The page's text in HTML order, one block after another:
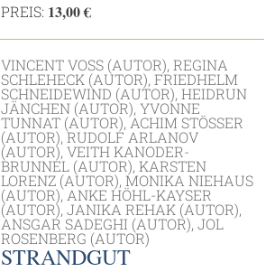
PREIS: 13,00 €
VINCENT VOSS (AUTOR), REGINA
SCHLEHECK (AUTOR), FRIEDHELM
SCHNEIDEWIND (AUTOR), HEIDRUN
JÄNCHEN (AUTOR), YVONNE
TUNNAT (AUTOR), ACHIM STÖSSER (
AUTOR), RUDOLF ARLANOV (
AUTOR), VEITH KANODER-B
RUNNEL (AUTOR), KARSTEN L
ORENZ (AUTOR), MONIKA NIEHAUS (
AUTOR), ANKE HÖHL-KAYSER (
AUTOR), JANIKA REHAK (AUTOR), A
NSGAR SADEGHI (AUTOR), JOL R
OSENBERG (AUTOR)
STRANDGUT